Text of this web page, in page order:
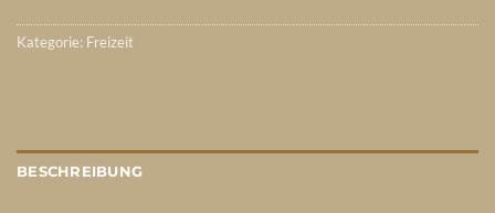
Kategorie: Freizeit
BESCHREIBUNG